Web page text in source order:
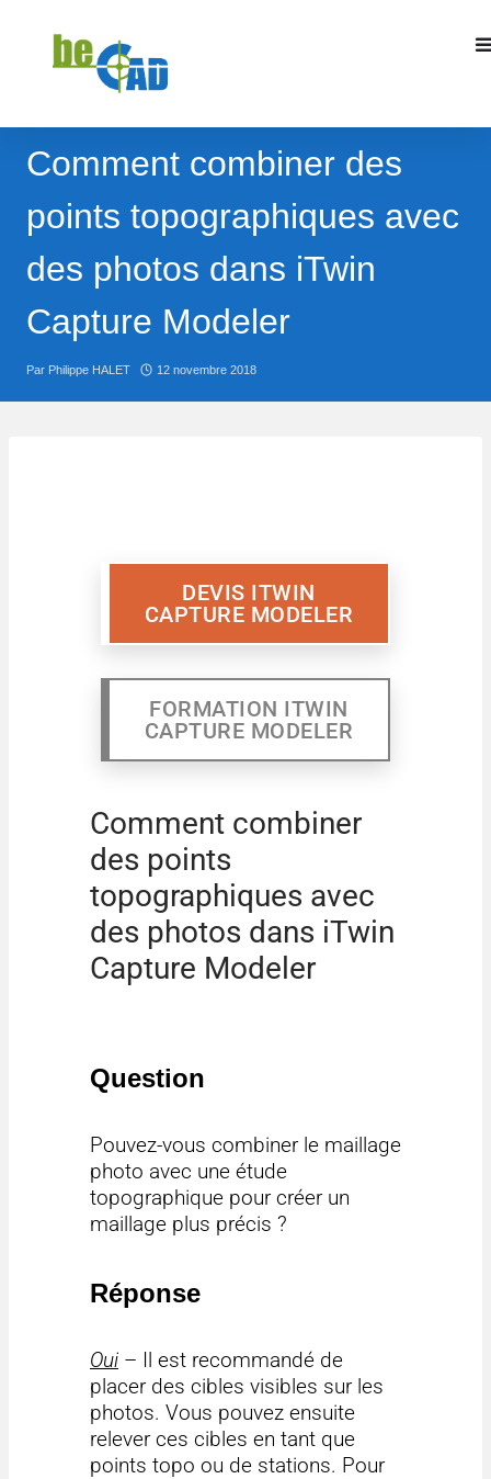
Comment combiner des
points topographiques avec
des photos dans iTwin
Capture Modeler
Par Philippe HALET 12 novembre 2018
DEVIS ITWIN CAPTURE MODELER
FORMATION ITWIN
CAPTURE MODELR
DEVIS ITWIN
CAPTURE MODELER
FORMATION ITWIN
CAPTURE MODELER
Comment combiner
des points
topographiques avec
des photos dans iTwin
Capture Modeler
Question
Pouvez-vous combiner le maillage
photo avec une étude
topographique pour créer un
maillage plus précis ?
Réponse
Oui – Il est recommandé de
placer des cibles visibles sur les
photos. Vous pouvez ensuite
relever ces cibles en tant que
points topo ou de stations. Pour